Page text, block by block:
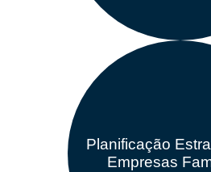
Planificação
Empresas